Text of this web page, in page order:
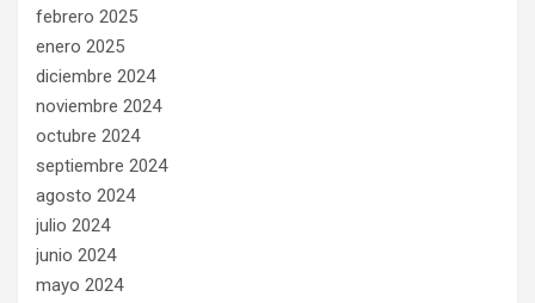
febrero 2025
enero 2025
diciembre 2024
noviembre 2024
octubre 2024
septiembre 2024
agosto 2024
julio 2024
junio 2024
mayo 2024